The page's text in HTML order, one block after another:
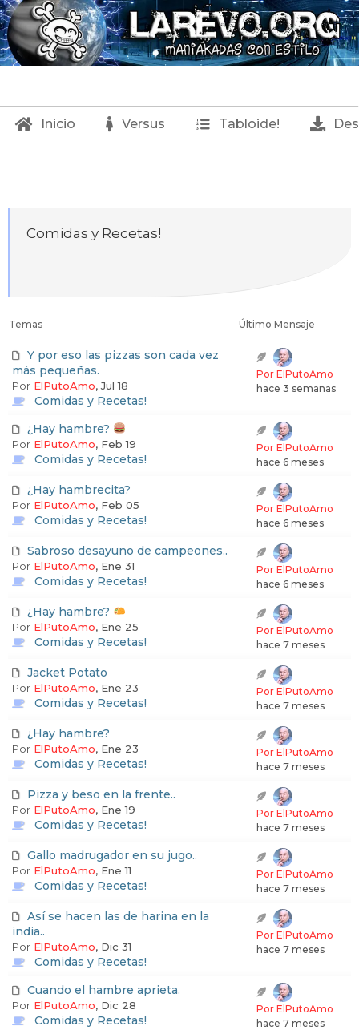
Inicio Versus Tabloide!
m
d
a
s
y
R
e
c
e
t
a
s
!
–
–
E
l
T
a
b
l
o
i
d
e
-
L
a
R
e
v
o
Comidas y Recetas!
Temas Último Mensaje
Y por eso las pizzas son cada vez
más pequeñas.
Por ElPutoAmo, Jul 18
Comidas y Recetas!
Por ElPutoAmo
hace 3 semanas
¿Hay hambre?
Por ElPutoAmo, Feb 19
Comidas y Recetas!
Por ElPutoAmo
hace 6 meses
¿Hay hambrecita?
Por ElPutoAmo, Feb 05
Comidas y Recetas!
Por ElPutoAmo
hace 6 meses
Sabroso desayuno de campeones..
Por ElPutoAmo, Ene 31
Comidas y Recetas!
Por ElPutoAmo
hace 6 meses
¿Hay hambre?
Por ElPutoAmo, Ene 25
Comidas y Recetas!
Por ElPutoAmo
hace 7 meses
Jacket Potato
Por ElPutoAmo, Ene 23
Comidas y Recetas!
Por ElPutoAmo
hace 7 meses
¿Hay hambre?
Por ElPutoAmo, Ene 23
Comidas y Recetas!
Por ElPutoAmo
hace 7 meses
Pizza y beso en la frente..
Por ElPutoAmo, Ene 19
Comidas y Recetas!
Por ElPutoAmo
hace 7 meses
Gallo madrugador en su jugo..
Por ElPutoAmo, Ene 11
Comidas y Recetas!
Por ElPutoAmo
hace 7 meses
Así se hacen las de harina en la
india..
Por ElPutoAmo, Dic 31
Comidas y Recetas!
Por ElPutoAmo
hace 7 meses
Cuando el hambre aprieta.
Por ElPutoAmo, Dic 28
Comidas y Recetas!
Por ElPutoAmo
hace 7 meses